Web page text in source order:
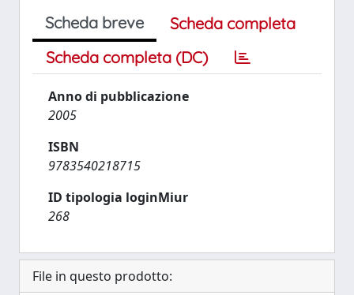
Scheda breve
Scheda completa
Scheda completa (DC)
Anno di pubblicazione
2005
ISBN
9783540218715
ID tipologia loginMiur
268
File in questo prodotto: